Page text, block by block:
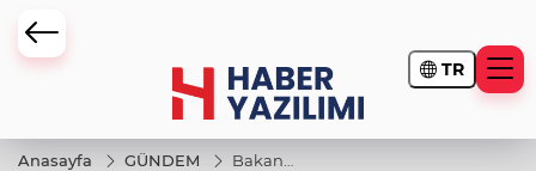
TR
Anasayfa GÜNDEM
Bakan